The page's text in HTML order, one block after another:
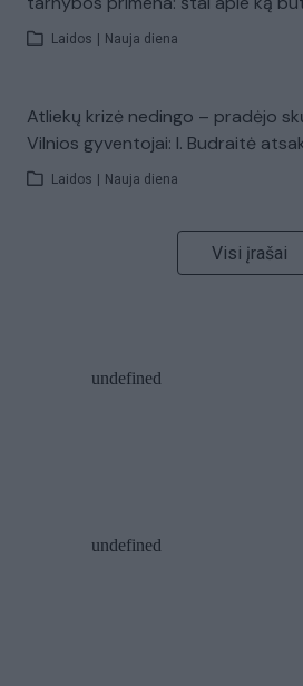
Laidos Nauja diena
Atliekų krizė nedingo – pradėjo
Vilnios gyventojai: I. Budraitė
Laidos Nauja diena
Visi įrašai